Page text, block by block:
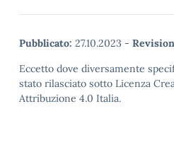
Pubblicato: 27.10.2023 -
Eccetto dove diversamente
stato rilasciato sotto Licenza
Attribuzione 4.0 Italia.